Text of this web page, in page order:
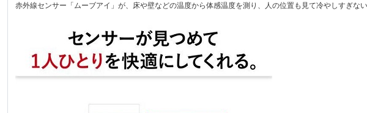
赤外線センサー「ムーブアイ」が、床や壁などの温度から体感温度を測り、人の位置も見て冷やしすぎな